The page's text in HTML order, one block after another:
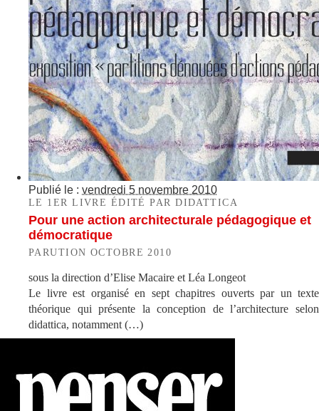
Publié le : vendredi 5 novembre 2010
LE 1ER LIVRE ÉDITÉ PAR DIDATTICA
Pour une action architecturale pédagogique et
démocratique
PARUTION OCTOBRE 2010
sous la direction d’Elise Macaire et Léa Longeot
Le livre est organisé en sept chapitres ouverts par un texte
théorique qui présente la conception de l’architecture selon
didattica, notamment (…)